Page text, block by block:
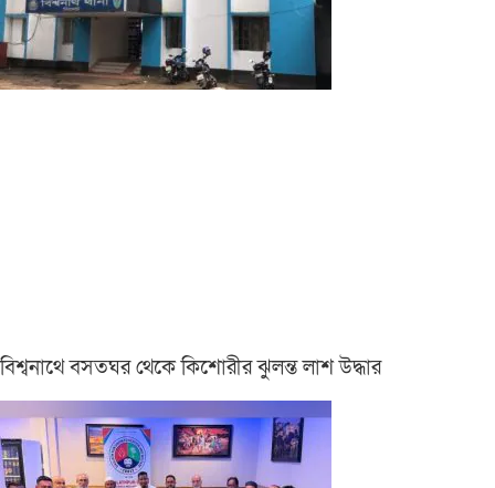
বিশ্বনাথে বসতঘর থেকে কিশোরীর ঝুলন্ত লাশ উদ্ধার